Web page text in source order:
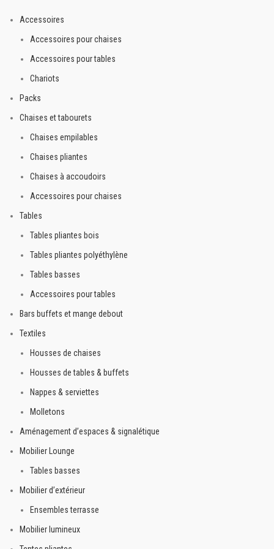
Accessoires
Accessoires pour chaises
Accessoires pour tables
Chariots
Packs
Chaises et tabourets
Chaises empilables
Chaises pliantes
Chaises à accoudoirs
Accessoires pour chaises
Tables
Tables pliantes bois
Tables pliantes polyéthylène
Tables basses
Accessoires pour tables
Bars buffets et mange debout
Textiles
Housses de chaises
Housses de tables & buffets
Nappes & serviettes
Molletons
Aménagement d’espaces & signalétique
Mobilier Lounge
Tables basses
Mobilier d’extérieur
Ensembles terrasse
Mobilier lumineux